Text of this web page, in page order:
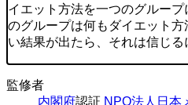
イエット方法を一つのグルー
のグループは何もダイエット
い結果が出たら、それは信じる
監修者
内閣府認証 NPO法人日本